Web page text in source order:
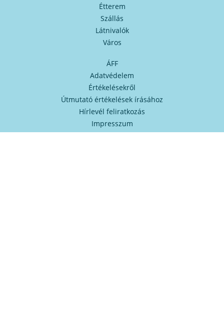
Étterem
Szállás
Látnivalók
Város
ÁFF
Adatvédelem
Értékelésekről
Útmutató értékelések írásához
Hírlevél feliratkozás
Impresszum